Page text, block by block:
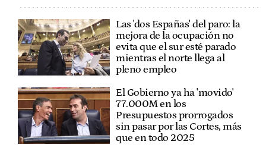
Las 'dos Españas' del paro: la
mejora de la ocupación no
evita que el sur esté parado
mientras el norte llega al
pleno empleo
El Gobierno ya ha 'movido'
77.000M en los
Presupuestos prorrogados
sin pasar por las Cortes, más
que en todo 2025